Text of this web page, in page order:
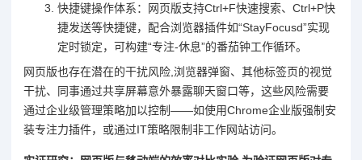
快捷键操作体系：网页版支持Ctrl+F快速搜索、Ctrl+P快
捷发送等快捷键，配合浏览器插件如“StayFocusd”实现
定时锁定，可构建“专注-休息”的番茄钟工作循环。
网页版也存在潜在的干扰风险,浏览器弹窗、其他标签页的视觉
干扰、同事通过共享屏幕意外暴露聊天窗口等，这些风险需要
通过企业级管理策略加以控制——如使用Chrome企业版强制安
装专注力插件，或通过IT策略限制非工作网站访问。